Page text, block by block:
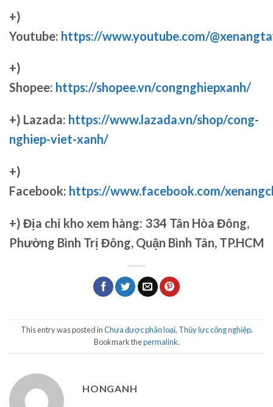
+)
Youtube: https://www.youtube.com/
+)
Shopee: https://shopee.vn/congnghiepxanh/
+) Lazada: https://www.lazada.vn/shop/cong-
nghiep-viet-xanh/
+)
Facebook: https://www.facebook.com/
+) Địa chỉ kho xem hàng: 334 Tân Hòa Đông,
Phường Bình Trị Đông, Quận Bình Tân, TP.HCM
This entry was posted inChưa được phân loại, Thủy lực công nghiệp.
Bookmark thepermalink.
HONGANH